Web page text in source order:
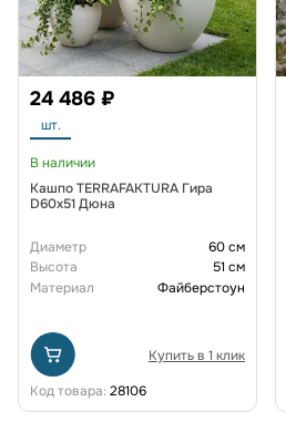
24 486 ₽
шт.
В наличии
Кашпо TERRAFAKTURA Гира
D60х51 Дюна
Диаметр
60 см
Высота
51 см
Материал
Файберстоун
Купить в 1 клик
Код товара: 28106